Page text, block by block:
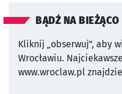
BĄDŹ NA
Kliknij „obserwuj”, aby
Wrocławiu.
www.wroclaw.pl